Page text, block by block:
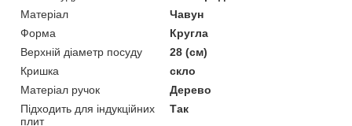
Матеріал
Чавун
Форма
Кругла
Верхній діаметр посуду
28 (см)
Кришка
скло
Матеріал ручок
Дерево
Підходить для індукційних
плит
Так